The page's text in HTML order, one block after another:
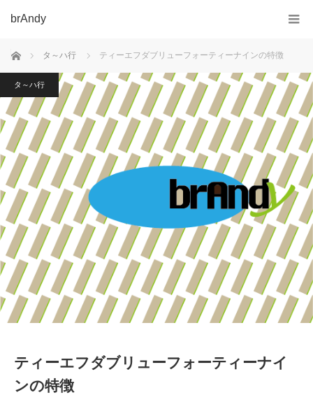
brAndy
ホーム タ～ハ行 ティーエフダブリューフォーティーナインの特徴
タ～ハ行
ティーエフダブリューフォーティーナイ
ンの特徴